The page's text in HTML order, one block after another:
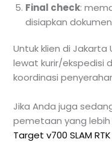
Final check:
disiapkan
Untuk klien di
lewat kurir/ekspedisi
koordinasi
Jika Anda juga
pemetaan yang
Target v700 SLAM RTK